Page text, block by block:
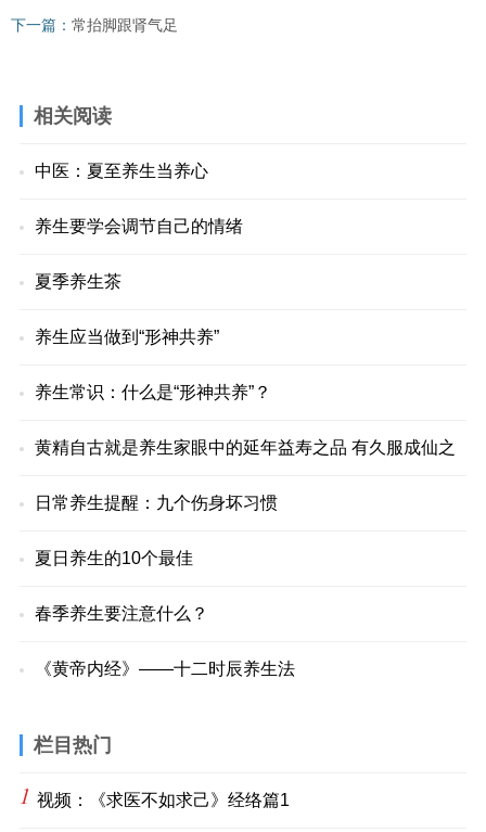
下一篇： 常抬脚跟肾气足
相关阅读
中医：夏至养生当养心
养生要学会调节自己的情绪
夏季养生茶
养生应当做到“形神共养”
养生常识：什么是“形神共养”？
黄精自古就是养生家眼中的延年益寿之品 有久服成仙之
日常养生提醒：九个伤身坏习惯
夏日养生的10个最佳
春季养生要注意什么？
《黄帝内经》——十二时辰养生法
栏目热门
1 视频：《求医不如求己》经络篇1